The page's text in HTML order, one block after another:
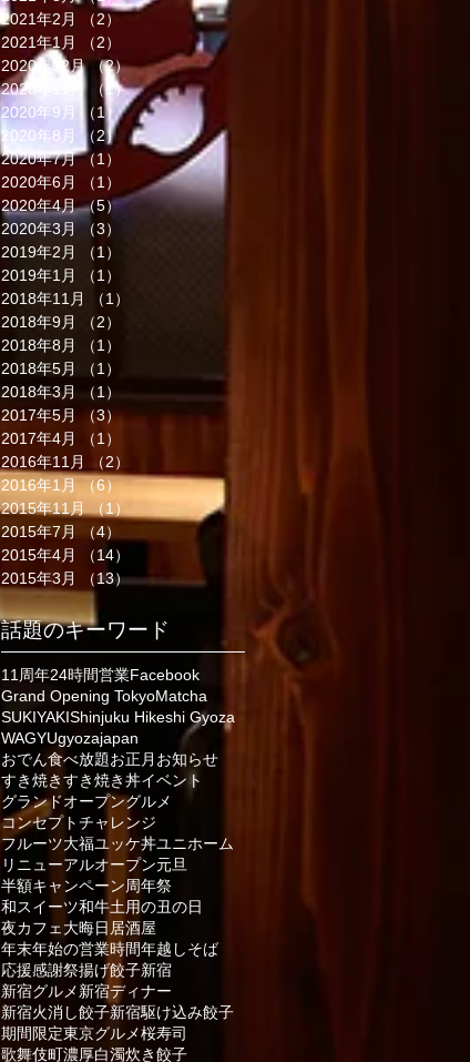
2021年2月
（2）2件の記事
2021年1月
（2）
2件の記事
2020年12月 （2）2件の記事
2020年11月
（1）1件の記事
2020年9月
（1）1件の記事
2020年8月
（2） 2件の記事
2020年7月 （1）
1件の記事
2020年6月
（1）
1件の記事
2020年4月 （5）5件の記事
2020年3月
（3）
2019年2月
（1）
2019年1月
（1）
2018年11月
（1）
2018年9月
（2）
2018年8月
（1）
2018年5月
（1）
2018年3月
（1）
1件の記事
2017年5月 （3）3件の記事
2017年4月
（1）
2016年11月
（2）
2016年1月
（6）6件の記事
2015年11月 （1）
2015年7月
（4）
2015年4月
（14）
2015年3月
（13）13件の記事
話題のキーワード
11周年24時間営業Facebook
Grand Opening TokyoMatcha
SUKIYAKIShinjuku Hikeshi Gyoza
WAGYUgyozajapan
おでん食べ放題お正月 お知らせ
すき焼きすき焼き丼イベント
グランドオープングルメ
コンセプトチャレンジ
フルーツ大福ユッケ丼ユニホーム
リニューアルオープン元旦
半額キャンペーン周年祭
和スイーツ和牛土用の丑の日
夜カフェ大晦日居酒屋
年末年始の営業時間年越しそば
応援感謝祭揚げ餃子新宿
新宿グルメ新宿ディナー
新宿火消し餃子新宿駆け込み餃子
期間限定東京グルメ桜寿司
歌舞伎町濃厚白濁炊き餃子